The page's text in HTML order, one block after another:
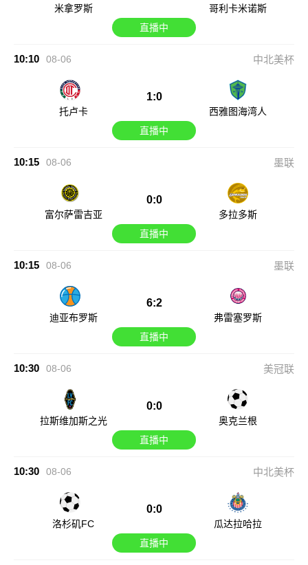
米拿罗斯
哥利卡米诺斯
直播中
10:10 08-06 中北美杯
托卢卡
1:0
西雅图海湾人
直播中
10:15 08-06 墨联
富尔萨雷吉亚
0:0
多拉多斯
直播中
10:15 08-06 墨联
迪亚布罗斯
6:2
弗雷塞罗斯
直播中
10:30 08-06 美冠联
拉斯维加斯之光
0:0
奥克兰根
直播中
10:30 08-06 中北美杯
洛杉矶FC
0:0
瓜达拉哈拉
直播中